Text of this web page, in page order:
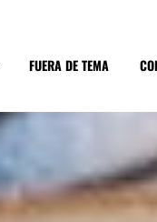
FUERA DE TEMA